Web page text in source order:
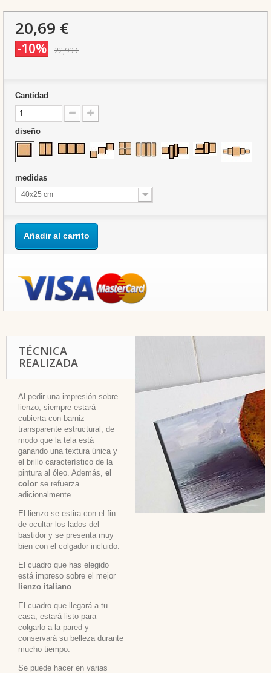
20,69 €
-10% 22,99 €
Cantidad
diseño
medidas
40x25 cm
Añadir al carrito
TÉCNICA
REALIZADA
Al pedir una impresión sobre
lienzo, siempre estará
cubierta con barniz
transparente estructural, de
modo que la tela está
ganando una textura única y
el brillo característico de la
pintura al óleo. Además, el
color se refuerza
adicionalmente.
El lienzo se estira con el fin
de ocultar los lados del
bastidor y se presenta muy
bien con el colgador incluido.
El cuadro que has elegido
está impreso sobre el mejor
lienzo italiano
El cuadro que llegará a tu
casa, estará listo para
colgarlo a la pared y
conservará su belleza durante
mucho tiempo.
Se puede hacer en varias